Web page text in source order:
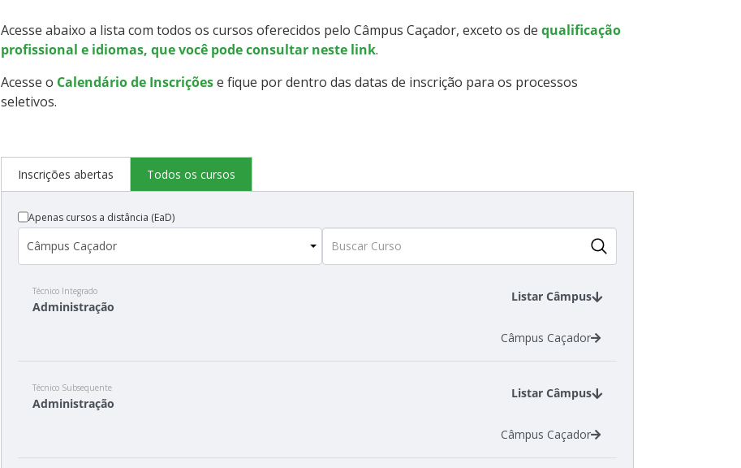
Acesse abaixo a lista com todos os cursos oferecidos pelo Câmpus Caçador, exceto os de qualificação
profissional e idiomas, que você pode consultar neste link.
Acesse o Calendário de Inscriçõese fique por dentro das datas de inscrição para os processos
seletivos.
Inscrições abertas Todos os cursos
Apenas cursos a distância (EaD)
Técnico Integrado
Administração
Listar Câmpus
Câmpus Caçador
Técnico Subsequente
Administração
Listar Câmpus
Câmpus Caçador